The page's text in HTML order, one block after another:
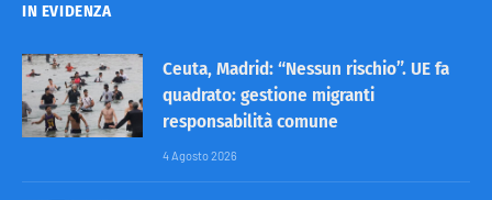
IN EVIDENZA
Ceuta, Madrid: “Nessun rischio”. UE fa
quadrato: gestione migranti
responsabilità comune
4 Agosto 2026